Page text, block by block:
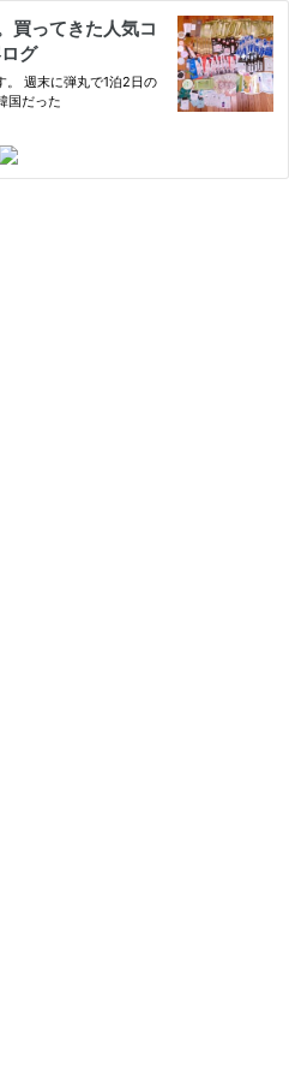
買ってきた人気コ
グ
。 週末に弾丸で1泊2日の
国だった